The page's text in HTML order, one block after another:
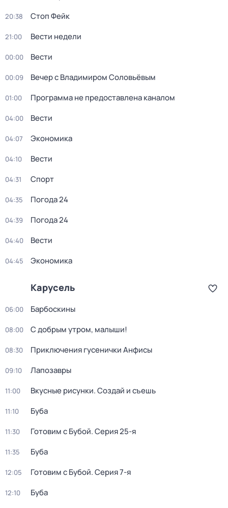
20:38 Стоп Фейк
21:00 Вести недели
00:00 Вести
00:09 Вечер с Владимиром Соловьёвым
01:00 Программа не предоставлена каналом
04:00 Вести
04:07 Экономика
04:10 Вести
04:31 Спорт
04:35 Погода 24
04:39 Погода 24
04:40 Вести
04:45 Экономика
Карусель
06:00 Барбоскины
08:00 С добрым утром, малыши!
08:30 Приключения гусенички Анфисы
09:10 Лапозавры
11:00 Вкусные рисунки. Создай и съешь
11:10 Буба
11:30 Готовим с Бубой. Серия 25-я
11:35 Буба
12:05 Готовим с Бубой. Серия 7-я
12:10 Буба